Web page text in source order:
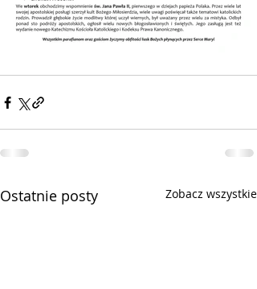
Ostatnie posty Zobacz wszystkie